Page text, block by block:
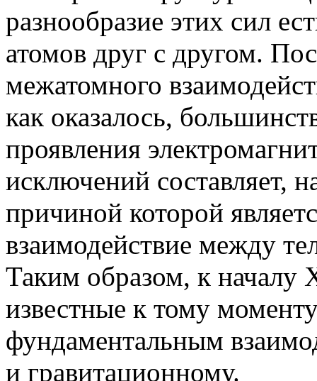
разнообразие этих сил
атомов друг с другом.
межатомного
как оказалось,
проявления
исключений составляет,
причиной которой
взаимодействие между
Таким образом, к началу
известные к тому
фундаментальным
и гравитационному.